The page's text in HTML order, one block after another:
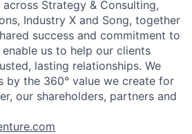
Strategy & Consulting,
Industry X and Song, together
success and commitment to
us to help our clients
lasting relationships. We
by the 360° value we create for
our shareholders, partners and